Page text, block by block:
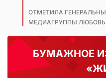
ОТМЕТИЛА
МЕДИАГРУППЫ
БУМАЖНОЕ